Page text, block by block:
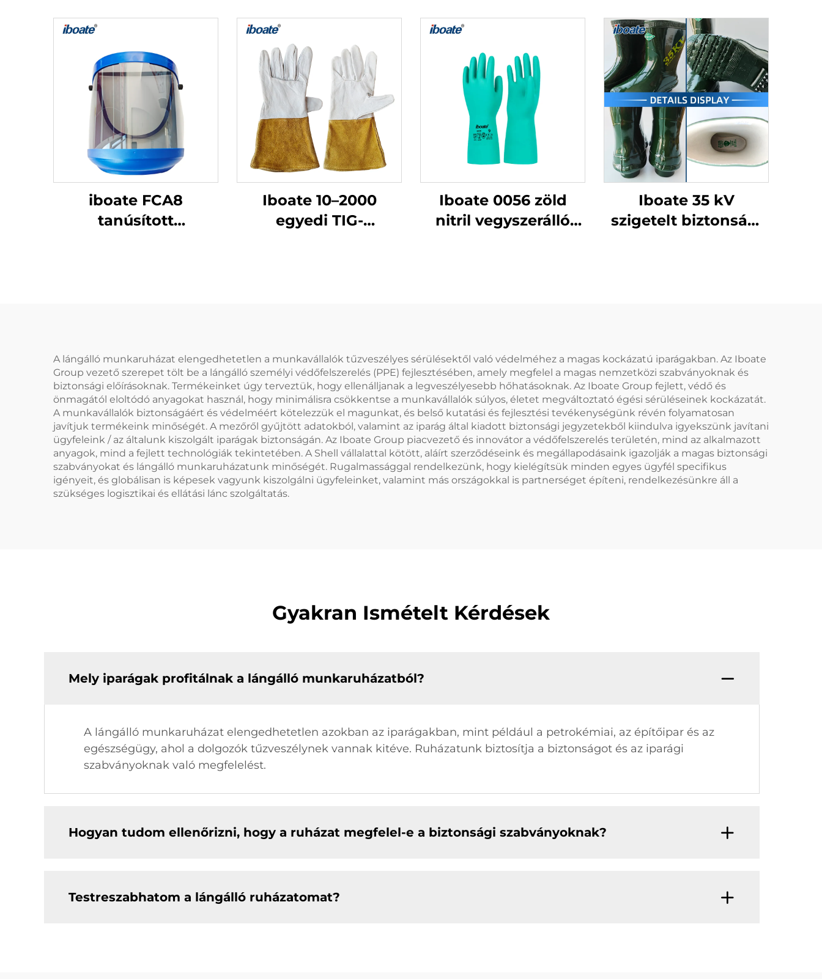
iboate FCA8
tanúsított
Iboate 10–2000
egyedi TIG-
Iboate 0056 zöld
nitril vegyszerálló
Iboate 35 kV
szigetelt biztonsági
A lángálló munkaruházat elengedhetetlen a munkavállalók tűzveszélyes sérülésektől való védelméhez a magas kockázatú iparágakban. Az Iboate
Group vezető szerepet tölt be a lángálló személyi védőfelszerelés (PPE) fejlesztésében, amely megfelel a magas nemzetközi szabványoknak és
biztonsági előírásoknak. Termékeinket úgy terveztük, hogy ellenálljanak a legveszélyesebb hőhatásoknak. Az Iboate Group fejlett, védő és
önmagától eloltódó anyagokat használ, hogy minimálisra csökkentse a munkavállalók súlyos, életet megváltoztató égési sérüléseinek kockázatát.
A munkavállalók biztonságáért és védelméért kötelezzük el magunkat, és belső kutatási és fejlesztési tevékenységünk révén folyamatosan
javítjuk termékeink minőségét. A mezőről gyűjtött adatokból, valamint az iparág által kiadott biztonsági jegyzetekből kiindulva igyekszünk javítani
ügyfeleink / az általunk kiszolgált iparágak biztonságán. Az Iboate Group piacvezető és innovátor a védőfelszerelés területén, mind az alkalmazott
anyagok, mind a fejlett technológiák tekintetében. A Shell vállalattal kötött, aláírt szerződéseink és megállapodásaink igazolják a magas biztonsági
szabványokat és lángálló munkaruházatunk minőségét. Rugalmassággal rendelkezünk, hogy kielégítsük minden egyes ügyfél specifikus
igényeit, és globálisan is képesek vagyunk kiszolgálni ügyfeleinket, valamint más országokkal is partnerséget építeni, rendelkezésünkre áll a
szükséges logisztikai és ellátási lánc szolgáltatás.
Gyakran Ismételt Kérdések
Mely iparágak profitálnak a lángálló munkaruházatból?
A lángálló munkaruházat elengedhetetlen azokban az iparágakban, mint például a petrokémiai, az építőipar és az
egészségügy, ahol a dolgozók tűzveszélynek vannak kitéve. Ruházatunk biztosítja a biztonságot és az iparági
szabványoknak való megfelelést.
Hogyan tudom ellenőrizni, hogy a ruházat megfelel-e a biztonsági szabványoknak?
Testreszabhatom a lángálló ruházatomat?